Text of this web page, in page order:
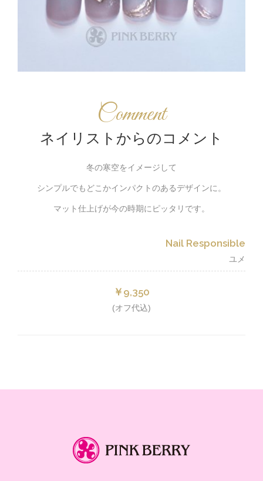
Comment
ネイリストからのコメント
冬の寒空をイメージして
シンプルでもどこかインパクトのあるデザインに。
マット仕上げが今の時期にピッタリです。
Nail Responsible
ユメ
￥9,350
(オフ代込)